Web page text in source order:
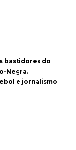
bastidores do
Negra.
e jornalismo